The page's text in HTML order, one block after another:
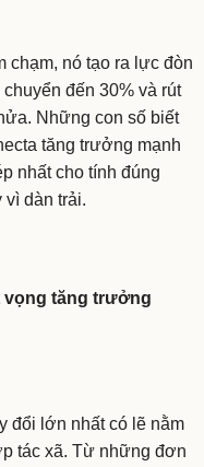
chạm, nó tạo ra lực đòn
đến 30% và rút
Những con số biết
tăng trưởng mạnh
nhất cho tính đúng
vì dàn trải.
vọng tăng trưởng
đổi lớn nhất có lẽ nằm
tác xã. Từ những đơn